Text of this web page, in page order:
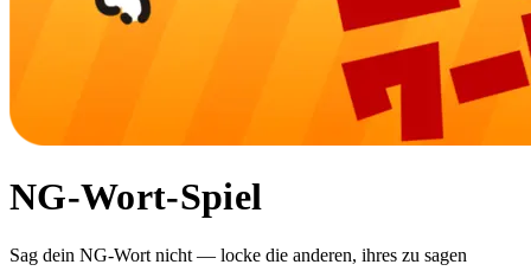
NG-Wort-Spiel
Sag dein NG-Wort nicht — locke die anderen, ihres zu sagen